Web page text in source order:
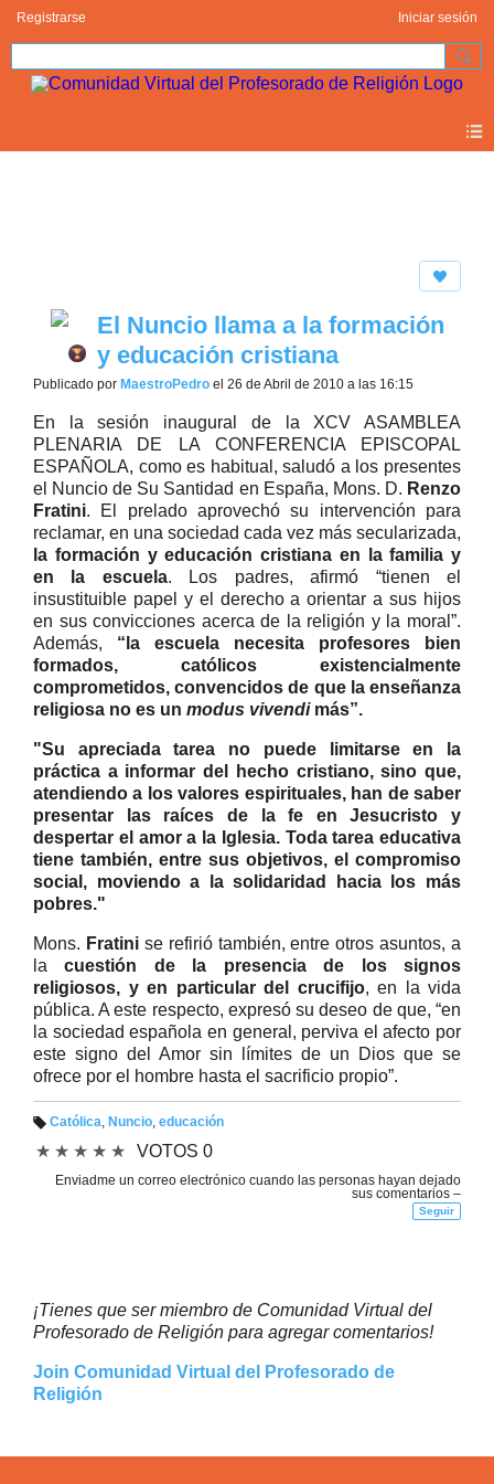
Registrarse Iniciar sesión
El Nuncio llama a la formación
y educación cristiana
Publicado por MaestroPedro el 26 de Abril de 2010 a las 16:15
En la sesión inaugural de la XCV ASAMBLEA
PLENARIA DE LA CONFERENCIA EPISCOPAL
ESPAÑOLA, como es habitual, saludó a los presentes
el Nuncio de Su Santidad en España, Mons. D. Renzo
Fratini. El prelado aprovechó su intervención para
reclamar, en una sociedad cada vez más secularizada,
la formación y educación cristiana en la familia y
en la escuela. Los padres, afirmó “tienen el
insustituible papel y el derecho a orientar a sus hijos
en sus convicciones acerca de la religión y la moral”.
Además, “la escuela necesita profesores bien
formados, católicos existencialmente
comprometidos, convencidos de que la enseñanza
religiosa no es un modus vivendimás”.
"Su apreciada tarea no puede limitarse en la
práctica a informar del hecho cristiano, sino que,
atendiendo a los valores espirituales, han de saber
presentar las raíces de la fe en Jesucristo y
despertar el amor a la Iglesia. Toda tarea educativa
tiene también, entre sus objetivos, el compromiso
social, moviendo a la solidaridad hacia los más
pobres."
Mons. Fratinise refirió también, entre otros asuntos, a
lacuestión de la presencia de los signos
religiosos, y en particular del crucifijo, en la vida
pública. A este respecto, expresó su deseo de que, “en
la sociedad española en general, perviva el afecto por
este signo del Amor sin límites de un Dios que se
ofrece por el hombre hasta el sacrificio propio”.
iq
Católica Nuncio educación
★ ★ ★ ★ ★ VOTOS 0
Enviadme un correo electrónico cuando las personas hayan dejado
sus comentarios –
Seguir
¡Tienes que ser miembro de Comunidad Virtual del
Profesorado de Religión para agregar comentarios!
Join Comunidad Virtual del Profesorado de
Religión